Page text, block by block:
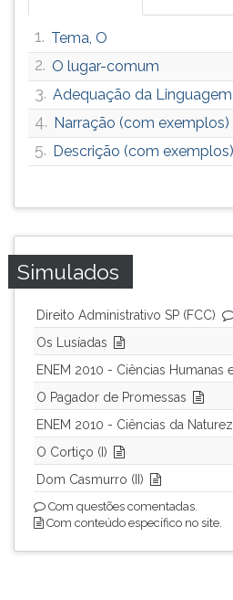
1. Tema, O
2. O lugar-comum
3. Adequação da
4. Narração (com exemplos)
5. Descrição (com exemplos)
Simulados
Direito Administrativo SP (FCC)
Os Lusíadas
ENEM 2010 - Ciências Humanas e
O Pagador de Promessas
ENEM 2010 - Ciências da
O Cortiço (I)
Dom Casmurro (II)
Com questões comentadas.
Com conteúdo específico no site.